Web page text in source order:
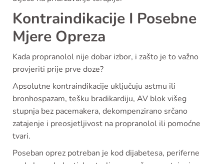
Kontraindikacije I Posebne
Mjere Opreza
Kada propranolol nije dobar izbor, i zašto je to važno
provjeriti prije prve doze?
Apsolutne kontraindikacije uključuju astmu ili
bronhospazam, tešku bradikardiju, AV blok višeg
stupnja bez pacemakera, dekompenzirano srčano
zatajenje i preosjetljivost na propranolol ili pomoćne
tvari.
Poseban oprez potreban je kod dijabetesa, periferne